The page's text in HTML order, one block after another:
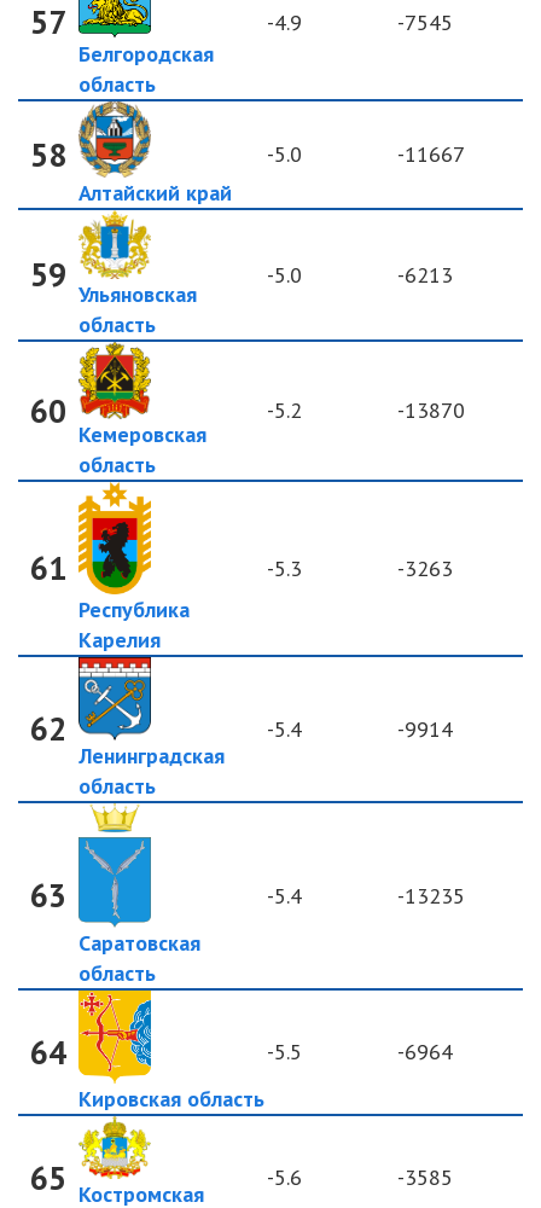
57
Белгородская
область
-4.9 -7545
58
Алтайский край
-5.0 -11667
59 Ульяновская
область
-5.0 -6213
60
Кемеровская
область
-5.2 -13870
61
Республика
Карелия
-5.3 -3263
62
Ленинградская
область
-5.4 -9914
63
Саратовская
область
-5.4 -13235
64
Кировская область
-5.5 -6964
65 Костромская
-5.6 -3585